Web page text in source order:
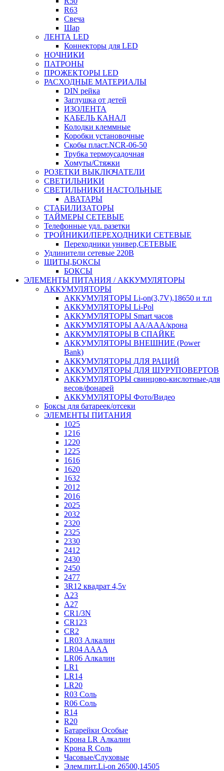
R63
Свеча
Шар
ЛЕНТА LED
Коннекторы для LED
НОЧНИКИ
ПАТРОНЫ
ПРОЖЕКТОРЫ LED
РАСХОДНЫЕ МАТЕРИАЛЫ
DIN рейка
Заглушка от детей
ИЗОЛЕНТА
КАБЕЛЬ КАНАЛ
Колодки клеммные
Коробки установочные
Скобы пласт.NCR-06-50
Трубка термоусадочная
Хомуты/Стяжки
РОЗЕТКИ ВЫКЛЮЧАТЕЛИ
СВЕТИЛЬНИКИ
СВЕТИЛЬНИКИ НАСТОЛЬНЫЕ
АВАТАРЫ
СТАБИЛИЗАТОРЫ
ТАЙМЕРЫ СЕТЕВЫЕ
Телефонные удл. разетки
ТРОЙНИКИ/ПЕРЕХОДНИКИ СЕТЕВЫЕ
Переходники универ,СЕТЕВЫЕ
Удлинители сетевые 220В
ЩИТЫ,БОКСЫ
БОКСЫ
ЭЛЕМЕНТЫ ПИТАНИЯ / АККУМУЛЯТОРЫ
АККУМУЛЯТОРЫ
АККУМУЛЯТОРЫ Li-on(3,7V),18650 и т.п
АККУМУЛЯТОРЫ Li-Pol
АККУМУЛЯТОРЫ Smart часов
АККУМУЛЯТОРЫ АА/ААА/крона
АККУМУЛЯТОРЫ В СПАЙКЕ
АККУМУЛЯТОРЫ ВНЕШНИЕ (Power
Bank)
АККУМУЛЯТОРЫ ДЛЯ РАЦИЙ
АККУМУЛЯТОРЫ ДЛЯ ШУРУПОВЕРТОВ
АККУМУЛЯТОРЫ свинцово-кислотные-для
весов/фонарей
АККУМУЛЯТОРЫ Фото/Видео
Боксы для батареек/отсеки
ЭЛЕМЕНТЫ ПИТАНИЯ
1025
1216
1220
1225
1616
1620
1632
2012
2016
2025
2032
2320
2325
2330
2412
2430
2450
2477
3R12 квадрат 4,5v
A23
A27
CR1/3N
CR123
CR2
LR03 Алкалин
LR04 AAAA
LR06 Алкалин
LR1
LR14
LR20
R03 Соль
R06 Соль
R14
R20
Батарейки Особые
Крона LR Алкалин
Крона R Соль
Часовые/Слуховые
Элем.пит.Li-on 26500,14505